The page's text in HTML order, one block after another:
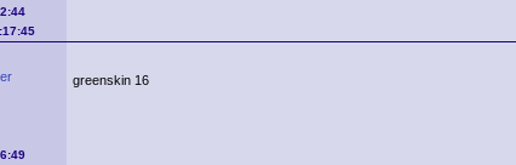
greenskin 16